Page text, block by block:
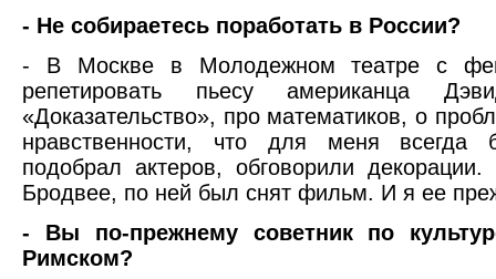
- Не собираетесь поработать в России?
- В Москве в Молодежном театре с
репетировать пьесу американца
«Доказательство», про математиков, о
нравственности, что для меня всегда
подобрал актеров, обговорили
Бродвее, по ней был снят фильм. И я ее
- Вы по-прежнему советник по
Римском?